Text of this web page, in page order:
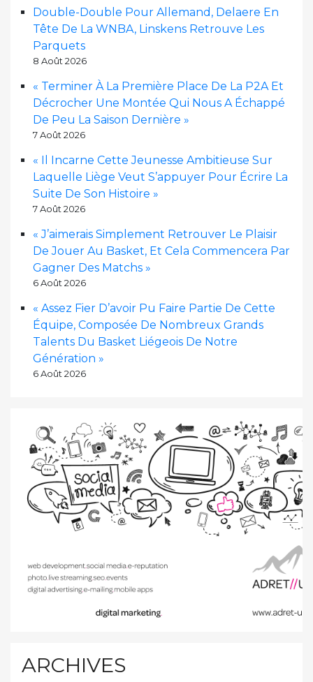
Double-Double Pour Allemand, Delaere En
Tête De La WNBA, Linskens Retrouve Les
Parquets
8 Août 2026
« Terminer À La Première Place De La P2A Et
Décrocher Une Montée Qui Nous A Échappé
De Peu La Saison Dernière »
7 Août 2026
« Il Incarne Cette Jeunesse Ambitieuse Sur
Laquelle Liège Veut S’appuyer Pour Écrire La
Suite De Son Histoire »
7 Août 2026
« J’aimerais Simplement Retrouver Le Plaisir
De Jouer Au Basket, Et Cela Commencera Par
Gagner Des Matchs »
6 Août 2026
« Assez Fier D’avoir Pu Faire Partie De Cette
Équipe, Composée De Nombreux Grands
Talents Du Basket Liégeois De Notre
Génération »
6 Août 2026
ARCHIVES